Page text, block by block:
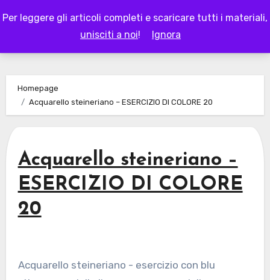
Per leggere gli articoli completi e scaricare tutti i materiali,
unisciti a noi! Ignora
to
LAPAPPADOLCE
Homepage
Acquarello steineriano – ESERCIZIO DI COLORE 20
Acquarello steineriano –
ESERCIZIO DI COLORE
20
Acquarello steineriano - esercizio con blu